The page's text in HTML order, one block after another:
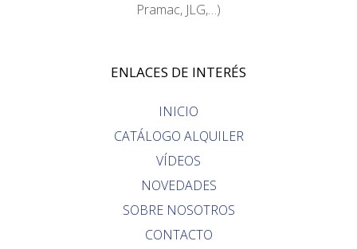
Pramac, JLG,…)
ENLACES DE INTERÉS
INICIO
CATÁLOGO ALQUILER
VÍDEOS
NOVEDADES
SOBRE NOSOTROS
CONTACTO